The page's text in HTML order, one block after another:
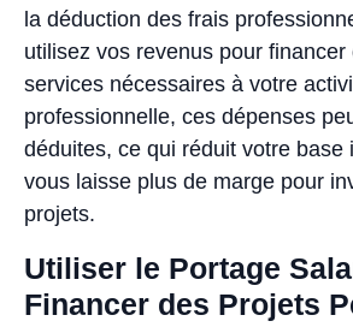
la déduction des frais
utilisez vos revenus pour
services nécessaires à votre
professionnelle, ces dépenses
déduites, ce qui réduit votre base
vous laisse plus de marge pour
projets.
Utiliser le Portage
Financer des Projets